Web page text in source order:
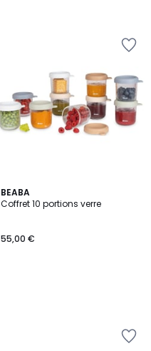
BEABA
Coffret 10 portions verre
55,00 €